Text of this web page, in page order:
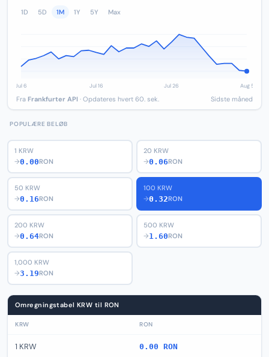
1D 5D 1M 1Y 5Y Max
Fra Frankfurter API · Opdateres hvert 60. sek. Sidste måned
POPULÆRE BELØB
1 KRW
→0.00RON
20 KRW
→0.06RON
50 KRW
→0.16RON
100 KRW
→0.32RON
200 KRW
→0.64RON
500 KRW
→1.60RON
1,000 KRW
→3.19RON
Omregningstabel KRW til RON
KRW RON
1 KRW 0.00 RON